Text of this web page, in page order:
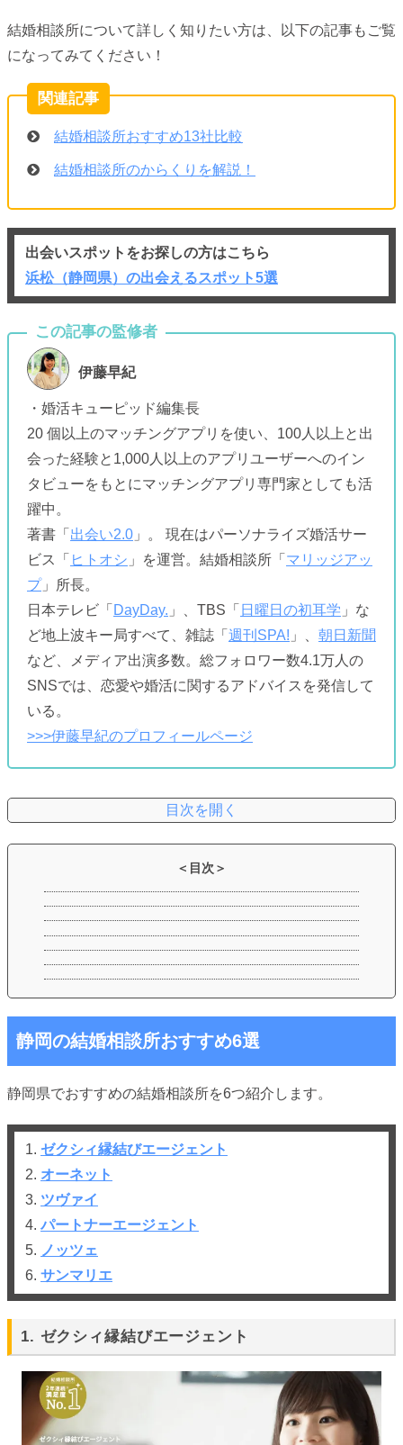
結婚相談所について詳しく知りたい方は、以下の記事もご覧
になってみてください！
結婚相談所おすすめ13社比較
結婚相談所のからくりを解説！
出会いスポットをお探しの方はこちら
浜松（静岡県）の出会えるスポット5選
伊藤早紀
・婚活キューピッド編集長
20 個以上のマッチングアプリを使い、100人以上と出
会った経験と1,000人以上のアプリユーザーへのイン
タビューをもとにマッチングアプリ専門家としても活
躍中。
著書「 出会い2.0 」。 現在はパーソナライズ婚活サー
ビス「 ヒトオシ 」を運営。結婚相談所「 マリッジアッ
プ」所長。
日本テレビ「 DayDay. 」、TBS「 日曜日の初耳学 」な
ど地上波キー局すべて、雑誌「 週刊SPA! 」、 朝日新聞
など、メディア出演多数。総フォロワー数4.1万人の
SNSでは、恋愛や婚活に関するアドバイスを発信して
いる。
>>>伊藤早紀のプロフィールページ
静岡の結婚相談所おすすめ6選
静岡県でおすすめの結婚相談所を6つ紹介します。
1. ゼクシィ縁結びエージェント
2. オーネット
3. ツヴァイ
4. パートナーエージェント
5. ノッツェ
6. サンマリエ
1. ゼクシィ縁結びエージェント